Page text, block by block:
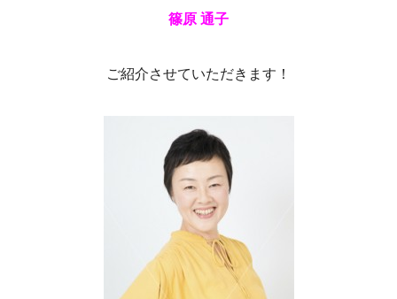
篠原 通子
ご紹介させていただきます！